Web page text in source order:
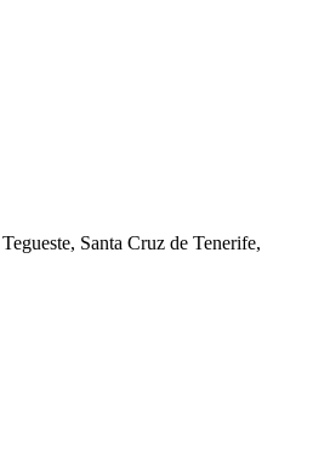
Santa Cruz de Tenerife,